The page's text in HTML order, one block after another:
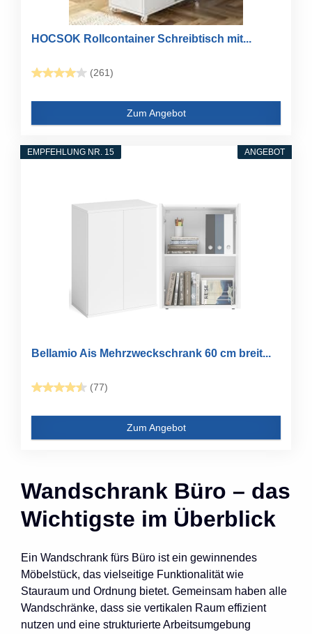
HOCSOK Rollcontainer Schreibtisch mit...
(261)
Zum Angebot
ANGEBOT
EMPFEHLUNG NR. 15
Bellamio Ais Mehrzweckschrank 60 cm breit...
(77)
Zum Angebot
Wandschrank Büro – das
Wichtigste im Überblick
Ein Wandschrank fürs Büro ist ein gewinnendes
Möbelstück, das vielseitige Funktionalität wie
Stauraum und Ordnung bietet. Gemeinsam haben alle
Wandschränke, dass sie vertikalen Raum effizient
nutzen und eine strukturierte Arbeitsumgebung